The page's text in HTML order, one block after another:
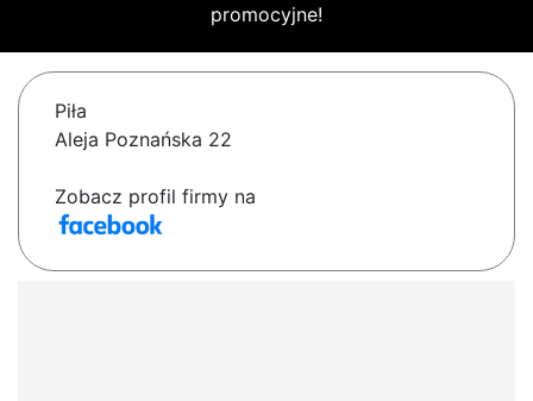
promocyjne!
Piła
Aleja Poznańska 22
Zobacz profil firmy na